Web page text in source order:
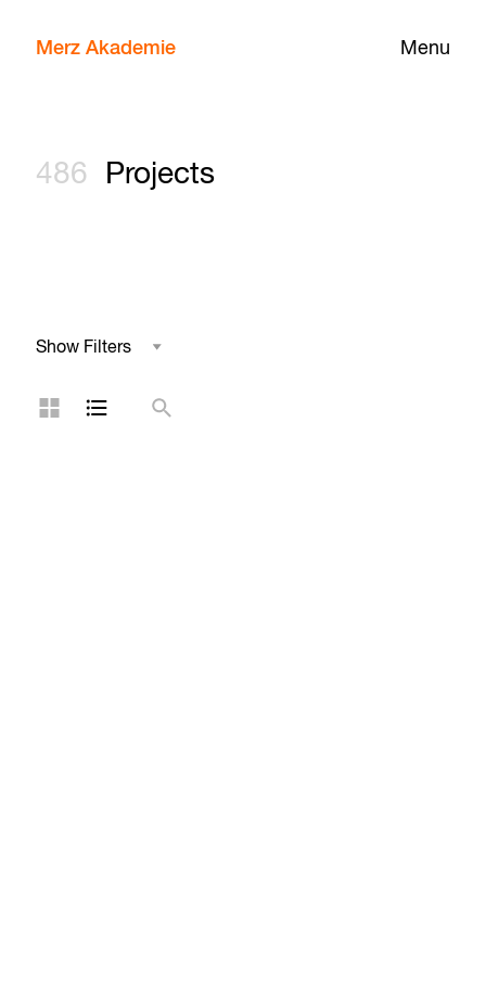
Menu
Merz Akademie
486 Projects
Show Filters
Field of Study
Grid LayoutList Layout